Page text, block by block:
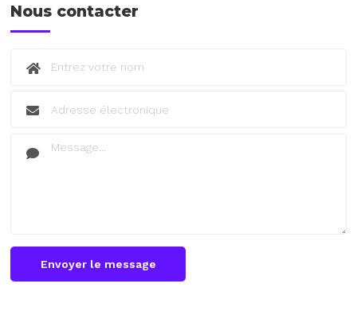
Nous contacter
Envoyer le message